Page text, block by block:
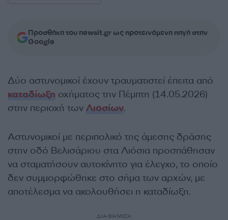
Προσθήκη του newsit.gr ως προτεινόμενη πηγή στην
Google
Δύο αστυνομικοί έχουν τραυματιστεί έπειτα από
καταδίωξη οχήματος την Πέμπτη (14.05.2026)
στην περιοχή των Λιοσίων.
Αστυνομικοί με περιπολικό της άμεσης δράσης
στην οδό Βελισάριου στα Λιόσια προσπάθησαν
να σταματήσουν αυτοκίνητο για έλεγχο, το οποίο
δεν συμμορφώθηκε στο σήμα των αρχών, με
αποτέλεσμα να ακολουθήσει η καταδίωξη.
ΔΙΑΦΗΜΙΣΗ